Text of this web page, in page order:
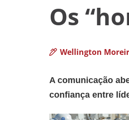
Os
Wellington
A comunicação
confiança entre